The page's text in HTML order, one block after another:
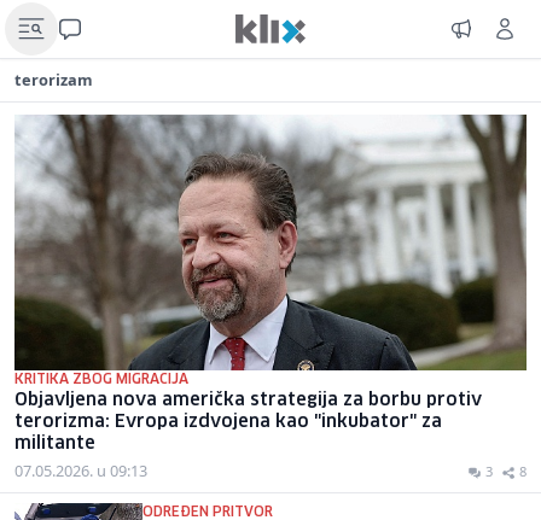
terorizam
KRITIKA ZBOG MIGRACIJA
Objavljena nova američka strategija za borbu protiv
terorizma: Evropa izdvojena kao "inkubator" za
militante
07.05.2026. u 09:13 3 8
ODREĐEN PRITVOR